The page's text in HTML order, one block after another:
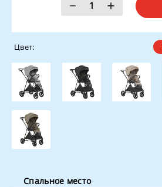
Цвет:
Спальное место